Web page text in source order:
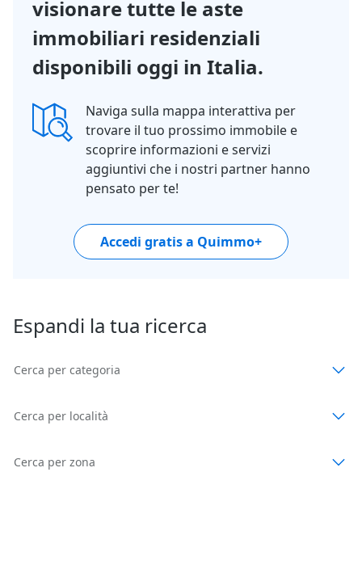
visionare tutte le aste
immobiliari residenziali
disponibili oggi in Italia.
Naviga sulla mappa interattiva per
trovare il tuo prossimo immobile e
scoprire informazioni e servizi
aggiuntivi che i nostri partner hanno
pensato per te!
Accedi gratis a Quimmo+
Espandi la tua ricerca
Cerca per categoria
Cerca per località
Cerca per zona